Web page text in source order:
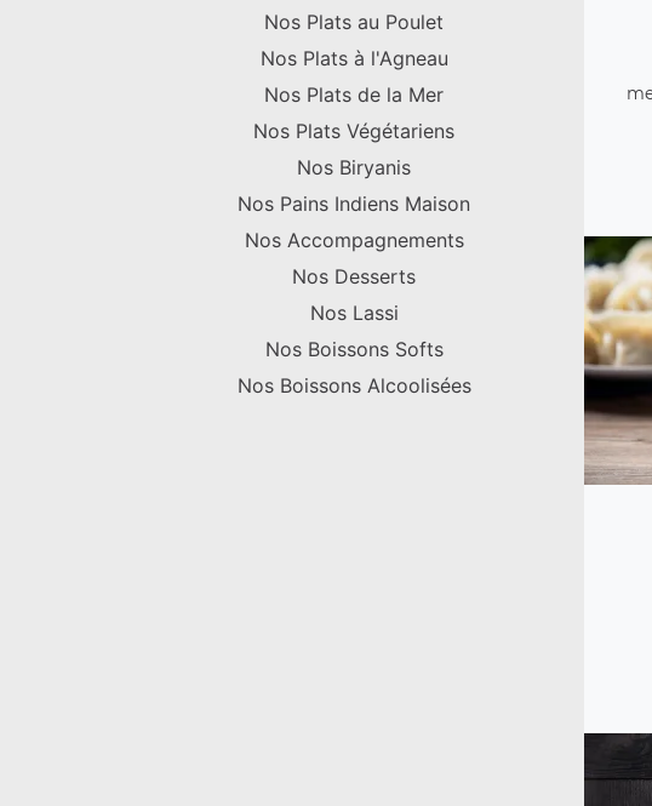
Nos Plats au Poulet
Nos Plats à l'Agneau
Nos Plats de la Mer
Nos Plats Végétariens
Nos Biryanis
Nos Pains Indiens Maison
Nos Accompagnements
Nos Desserts
Nos Lassi
Nos Boissons Softs
Nos Boissons Alcoolisées